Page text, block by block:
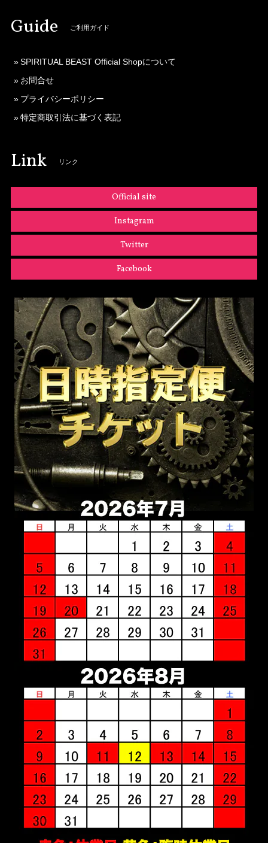
Guide ご利用ガイド
SPIRITUAL BEAST Official Shopについて
お問合せ
プライバシーポリシー
特定商取引法に基づく表記
Link リンク
Official site
Instagram
Twitter
Facebook